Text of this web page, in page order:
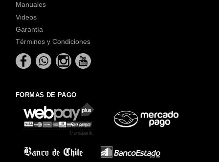
Manuales
Videos
Garantía
Términos y Condiciones
FORMAS DE PAGO